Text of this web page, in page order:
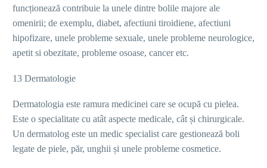
funcționează contribuie la unele dintre bolile majore ale
omenirii; de exemplu, diabet, afectiuni tiroidiene, afectiuni
hipofizare, unele probleme sexuale, unele probleme neurologice,
apetit si obezitate, probleme osoase, cancer etc.
13 Dermatologie
Dermatologia este ramura medicinei care se ocupă cu pielea.
Este o specialitate cu atât aspecte medicale, cât și chirurgicale.
Un dermatolog este un medic specialist care gestionează boli
legate de piele, păr, unghii și unele probleme cosmetice.